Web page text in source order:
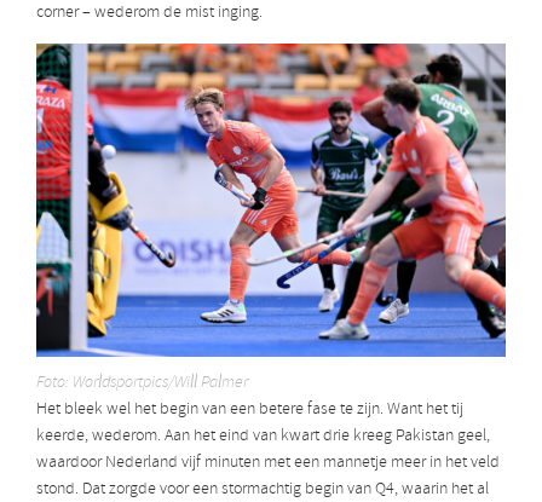
corner – wederom de mist inging.
Foto: Worldsportpics/Will Palmer
Het bleek wel het begin van een betere fase te zijn. Want het tij
keerde, wederom. Aan het eind van kwart drie kreeg Pakistan geel,
waardoor Nederland vijf minuten met een mannetje meer in het veld
stond. Dat zorgde voor een stormachtig begin van Q4, waarin het al